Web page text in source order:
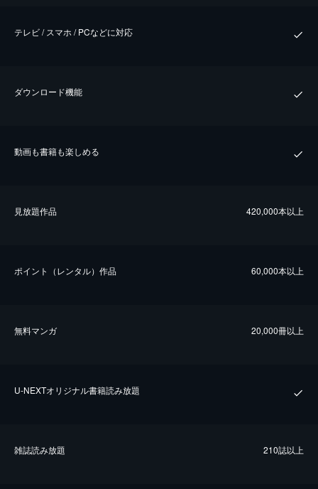
テレビ / スマホ / PCなどに対応
ダウンロード機能
動画も書籍も楽しめる
⾒放題作品 420,000本以上
ポイント（レンタル）作品 60,000本以上
無料マンガ 20,000冊以上
U-NEXTオリジナル書籍読み放題
雑誌読み放題 210誌以上